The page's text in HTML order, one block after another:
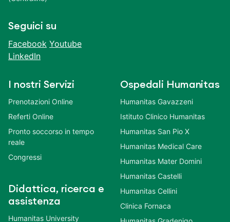
Seguici su
Facebook Youtube
LinkedIn
I nostri Servizi
Prenotazioni Online
Referti Online
Pronto soccorso in tempo
reale
Congressi
Didattica, ricerca e
assistenza
Humanitas University
Ospedali Humanitas
Humanitas Gavazzeni
Istituto Clinico Humanitas
Humanitas San Pio X
Humanitas Medical Care
Humanitas Mater Domini
Humanitas Castelli
Humanitas Cellini
Clinica Fornaca